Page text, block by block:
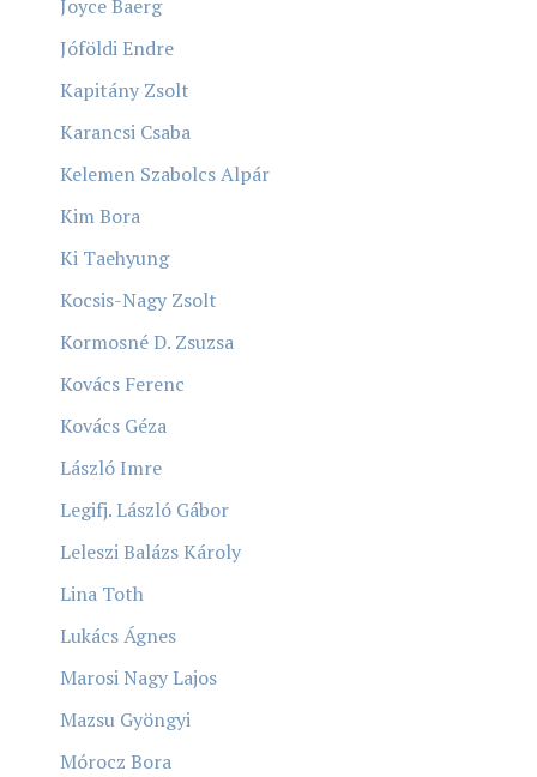
Joyce Baerg
Jóföldi Endre
Kapitány Zsolt
Karancsi Csaba
Kelemen Szabolcs Alpár
Kim Bora
Ki Taehyung
Kocsis-Nagy Zsolt
Kormosné D. Zsuzsa
Kovács Ferenc
Kovács Géza
László Imre
Legifj. László Gábor
Leleszi Balázs Károly
Lina Toth
Lukács Ágnes
Marosi Nagy Lajos
Mazsu Gyöngyi
Mórocz Bora